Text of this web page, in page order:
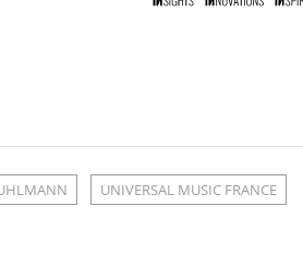
UNIVERSAL MUSIC FRANCE